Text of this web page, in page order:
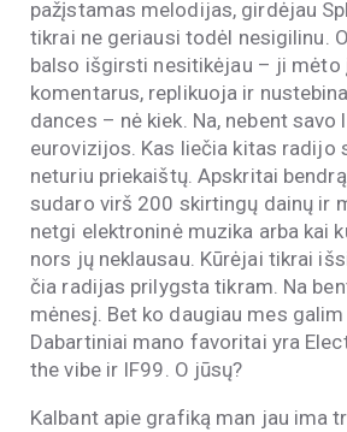
pažįstamas melodijas, girdėjau
tikrai ne geriausi todėl nesigilinu.
balso išgirsti nesitikėjau – ji mėto
komentarus, replikuoja ir
dances – nė kiek. Na, nebent savo
eurovizijos. Kas liečia kitas radijo
neturiu priekaištų. Apskritai
sudaro virš 200 skirtingų dainų ir
netgi elektroninė muzika arba kai
nors jų neklausau. Kūrėjai tikrai
čia radijas prilygsta tikram. Na
mėnesį. Bet ko daugiau mes
Dabartiniai mano favoritai yra
the vibe ir IF99. O jūsų?
Kalbant apie grafiką man jau ima